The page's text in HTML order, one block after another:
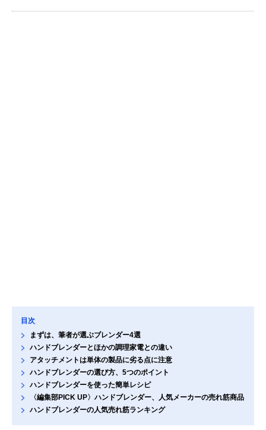
目次
まずは、筆者が選ぶブレンダー4選
ハンドブレンダーとほかの調理家電との違い
アタッチメントは単体の製品に劣る点に注意
ハンドブレンダーの選び方、5つのポイント
ハンドブレンダーを使った簡単レシピ
〈編集部PICK UP〉ハンドブレンダー、人気メーカーの売れ筋商品
ハンドブレンダーの人気売れ筋ランキング